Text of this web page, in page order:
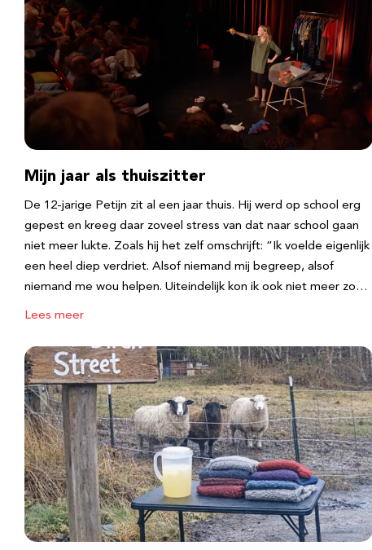
Mijn jaar als thuiszitter
De 12-jarige Petijn zit al een jaar thuis. Hij werd op school erg
gepest en kreeg daar zoveel stress van dat naar school gaan
niet meer lukte. Zoals hij het zelf omschrijft: “Ik voelde eigenlijk
een heel diep verdriet. Alsof niemand mij begreep, alsof
niemand me wou helpen. Uiteindelijk kon ik ook niet meer zo…
Lees meer